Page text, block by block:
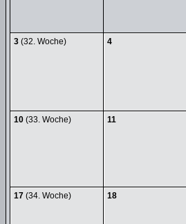
3 (32. Woche) 4
10 (33. Woche) 11
17 (34. Woche) 18